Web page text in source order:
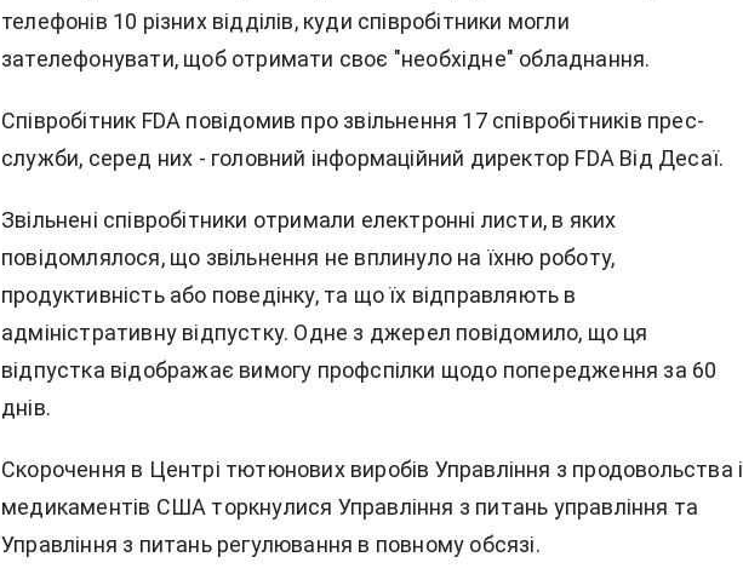
телефонів 10 різних відділів, куди співробітники могли
зателефонувати, щоб отримати своє "необхідне" обладнання.
Співробітник FDA повідомив про звільнення 17 співробітників прес-
служби, серед них - головний інформаційний директор FDA Від Десаї.
Звільнені співробітники отримали електронні листи, в яких
повідомлялося, що звільнення не вплинуло на їхню роботу,
продуктивність або поведінку, та що їх відправляють в
адміністративну відпустку. Одне з джерел повідомило, що ця
відпустка відображає вимогу профспілки щодо попередження за 60
днів.
Скорочення в Центрі тютюнових виробів Управління з продовольства і
медикаментів США торкнулися Управління з питань управління та
Управління з питань регулювання в повному обсязі.